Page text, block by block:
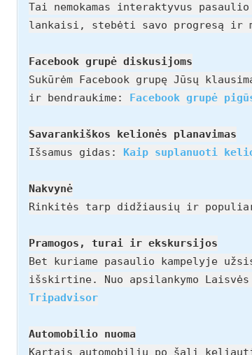
Tai nemokamas interaktyvus
lankaisi, stebėti savo progresą
Facebook grupė diskusijoms
Sukūrėm Facebook grupę Jūsų
ir bendraukime: Facebook grupė
Savarankiškos kelionės planavimas
Išsamus gidas: Kaip suplanuoti
Nakvynė
Rinkitės tarp didžiausių ir
Pramogos, turai ir ekskursijos
Bet kuriame pasaulio kampelyje
išskirtine. Nuo apsilankymo
Tripadvisor
Automobilio nuoma
Kartais automobiliu po šalį